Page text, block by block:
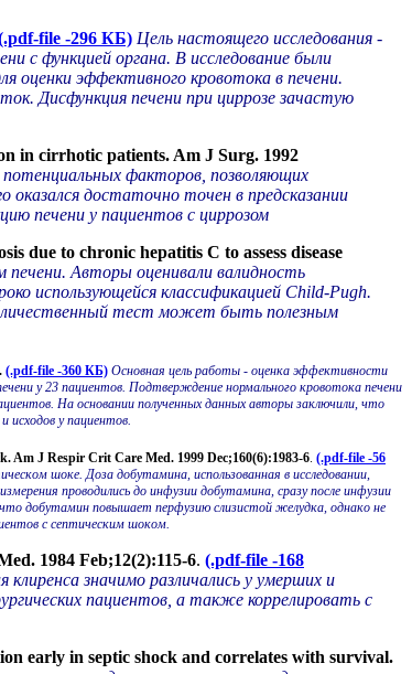
file -296 КБ) Цель настоящего исследования -
с функцией органа. В исследование были
оценки эффективного кровотока в печени.
Дисфункция печени при циррозе зачастую
in cirrhotic patients. Am J Surg. 1992
потенциальных факторов, позволяющих
оказался достаточно точен в предсказании
печени у пациентов с циррозом
due to chronic hepatitis C to assess disease
печени. Авторы оценивали валидность
использующейся классификацией Child-Pugh.
тест может быть полезным
(.pdf-file -360 КБ) Основная цель работы - оценка эффективности
у 23 пациентов. Подтверждение нормального кровотока печени
На основании полученных данных авторы заключили, что
у пациентов.
Am J Respir Crit Care Med. 1999 Dec;160(6):1983-6. (.pdf-file -56
шоке. Доза добутамина, использованная в исследовании,
проводились до инфузии добутамина, сразу после инфузии
добутамин повышает перфузию слизистой желудка, однако не
с септическим шоком.
1984 Feb;12(2):115-6. (.pdf-file -168
значимо различались у умерших и
пациентов, а также коррелировать с
early in septic shock and correlates with survival.